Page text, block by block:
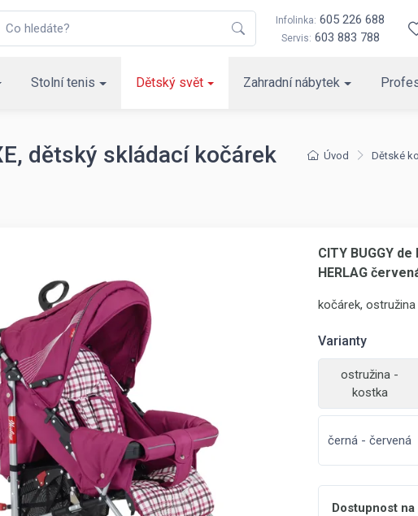
Infolinka: 605 226 688
Servis: 603 883 788
Stolní tenis Dětský svět Zahradní nábytek
Úvod Dětské
dětský skládací kočárek
CITY BUGGY
HERLAG
kočárek,
Varianty
ostružina -
kostka
černá - červená
Dostupnost